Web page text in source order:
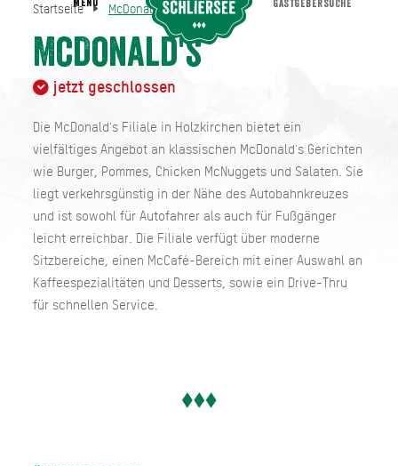
Startseite McDonald's
McDonald's
jetzt geschlossen
Die McDonald's Filiale in Holzkirchen bietet ein
vielfältiges Angebot an klassischen McDonald's Gerichten
wie Burger, Pommes, Chicken McNuggets und Salaten. Sie
liegt verkehrsgünstig in der Nähe des Autobahnkreuzes
und ist sowohl für Autofahrer als auch für Fußgänger
leicht erreichbar. Die Filiale verfügt über moderne
Sitzbereiche, einen McCafé-Bereich mit einer Auswahl an
Kaffeespezialitäten und Desserts, sowie ein Drive-Thru
für schnellen Service.
Startseite McDonald's
MENU GASTGEBERSUCHE